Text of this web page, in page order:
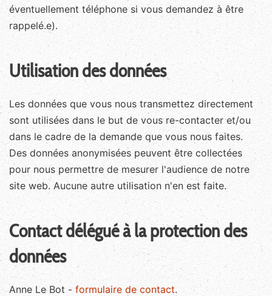
éventuellement téléphone si vous demandez à être
rappelé.e).
Utilisation des données
Les données que vous nous transmettez directement
sont utilisées dans le but de vous re-contacter et/ou
dans le cadre de la demande que vous nous faites.
Des données anonymisées peuvent être collectées
pour nous permettre de mesurer l'audience de notre
site web. Aucune autre utilisation n'en est faite.
Contact délégué à la protection des
données
Anne Le Bot -formulaire de contact.